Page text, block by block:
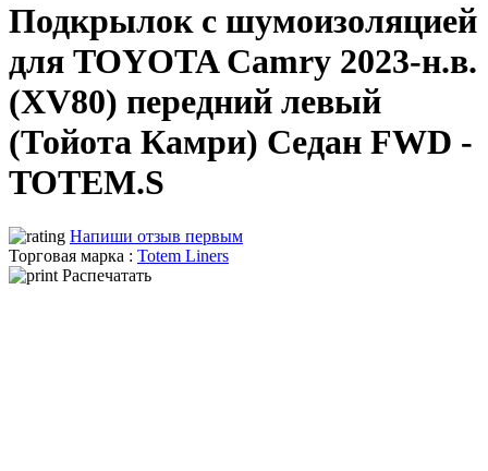
Подкрылок с шумоизоляцией
для TOYOTA Camry 2023-н.в.
(XV80) передний левый
(Тойота Камри) Седан FWD -
TOTEM.S
Напиши отзыв первым
Торговая марка : Totem Liners
Распечатать